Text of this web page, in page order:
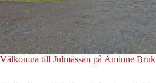
Välkomna till Julmässan på Åminne Bruk